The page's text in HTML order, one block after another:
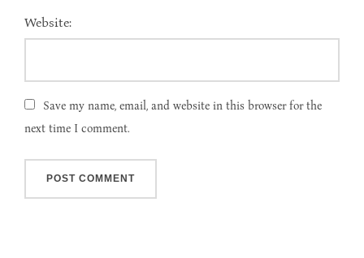
Website:
Save my name, email, and website in this browser for the
next time I comment.